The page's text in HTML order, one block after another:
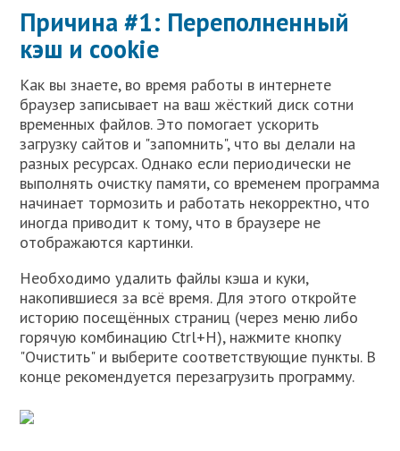
Причина #1: Переполненный
кэш и cookie
Как вы знаете, во время работы в интернете
браузер записывает на ваш жёсткий диск сотни
временных файлов. Это помогает ускорить
загрузку сайтов и "запомнить", что вы делали на
разных ресурсах. Однако если периодически не
выполнять очистку памяти, со временем программа
начинает тормозить и работать некорректно, что
иногда приводит к тому, что в браузере не
отображаются картинки.
Необходимо удалить файлы кэша и куки,
накопившиеся за всё время. Для этого откройте
историю посещённых страниц (через меню либо
горячую комбинацию Ctrl+H), нажмите кнопку
"Очистить" и выберите соответствующие пункты. В
конце рекомендуется перезагрузить программу.